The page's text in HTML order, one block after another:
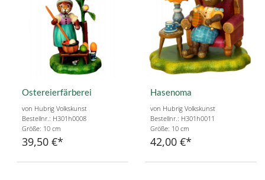
Ostereierfärberei
von Hubrig Volkskunst
Bestellnr.: H301h0008
Größe: 10 cm
39,50 €
Hasenoma
von Hubrig Volkskunst
Bestellnr.: H301h0011
Größe: 10 cm
42,00 €